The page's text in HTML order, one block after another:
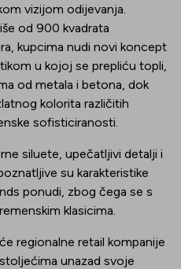
vizijom odijevanja.
od 900 kvadrata
kupcima nudi novi koncept
u kojoj se prepliću topli,
od metala i betona, dok
kolorita različitih
sofisticiranosti.
siluete, upečatljivi detalji i
su karakteristike
ponudi, zbog čega se s
klasicima.
regionalne retail kompanije
unazad svoje